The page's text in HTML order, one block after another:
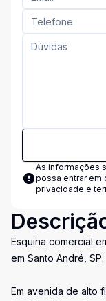
As informações
possa entrar em
privacidade e
Esquina comercial
em Santo André, SP.
Em avenida de alto